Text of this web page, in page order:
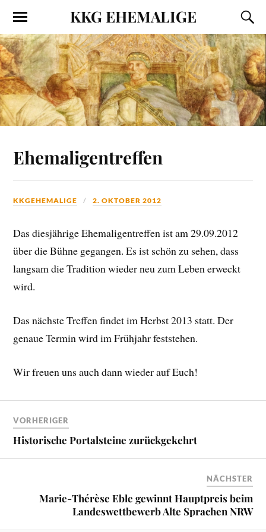
KKG EHEMALIGE
Ehemaligentreffen
KKGEHEMALIGE 2. OKTOBER 2012
Das diesjährige Ehemaligentreffen ist am 29.09.2012
über die Bühne gegangen. Es ist schön zu sehen, dass
langsam die Tradition wieder neu zum Leben erweckt
wird.
Das nächste Treffen findet im Herbst 2013 statt. Der
genaue Termin wird im Frühjahr feststehen.
Wir freuen uns auch dann wieder auf Euch!
VORHERIGER
Historische Portalsteine zurückgekehrt
NÄCHSTER
Marie-Thérèse Eble gewinnt Hauptpreis beim
Landeswettbewerb Alte Sprachen NRW